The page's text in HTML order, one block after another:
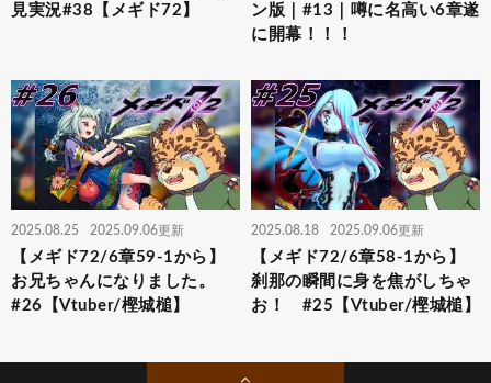
見実況#38【メギド72】
ン版｜#13｜噂に名高い6章遂
に開幕！！！
2025.08.25 2025.09.06更新
【メギド72/6章59-1から】
お兄ちゃんになりました。
#26【Vtuber/樫城槌】
2025.08.18 2025.09.06更新
【メギド72/6章58-1から】
刹那の瞬間に身を焦がしちゃ
お！ #25【Vtuber/樫城槌】